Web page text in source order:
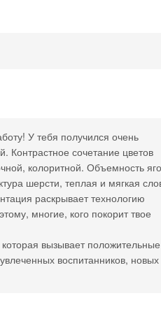
У тебя получился очень
Контрастное сочетание цветов
колоритной. Объемность
шерсти, теплая и мягкая
раскрывает технологию
многие, кого покорит твое
вызывает положительные
воспитанников, новых